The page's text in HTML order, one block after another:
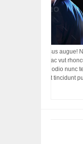
integer! Risus augue!
rhoncus porttitor ac vut
ut diam porttitor odio nunc
dictumst, vel amet tincidunt